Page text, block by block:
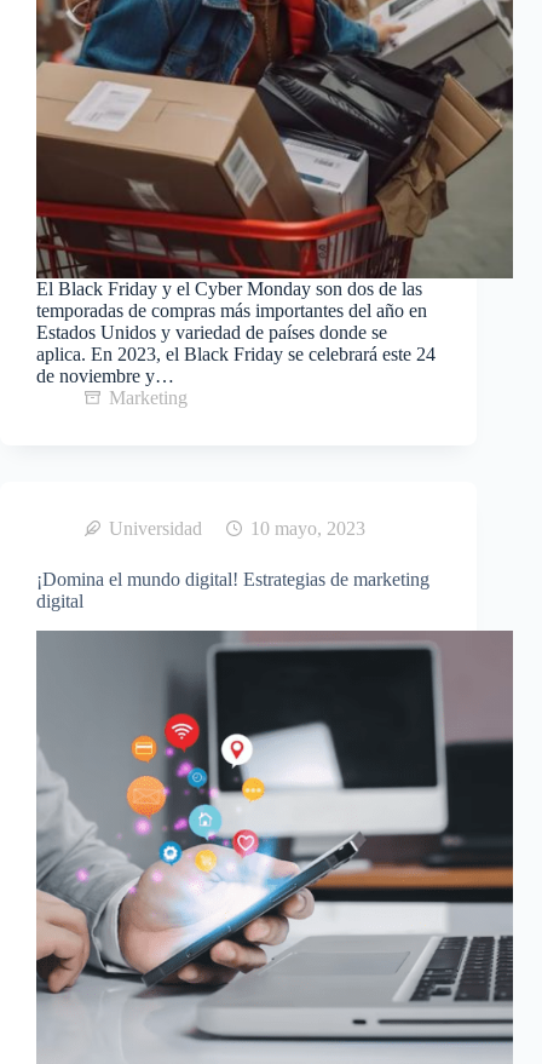
El Black Friday y el Cyber Monday son dos de las
temporadas de compras más importantes del año en
Estados Unidos y variedad de países donde se
aplica. En 2023, el Black Friday se celebrará este 24
de noviembre y…
Marketing
Universidad 10 mayo, 2023
¡Domina el mundo digital! Estrategias de marketing
digital